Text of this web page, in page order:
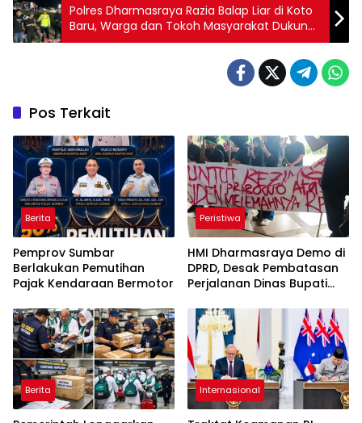
Polres Dharmasraya Razia Balap Liar di Koto
Baru, Warga dan Tokoh Masyarakat Dukung
Penuh
Pos Terkait
Berita
Pemprov Sumbar
Berlakukan Pemutihan
Pajak Kendaraan Bermotor
Peristiwa
HMI Dharmasraya Demo di
DPRD, Desak Pembatasan
Perjalanan Dinas Bupati
Berita Internasional